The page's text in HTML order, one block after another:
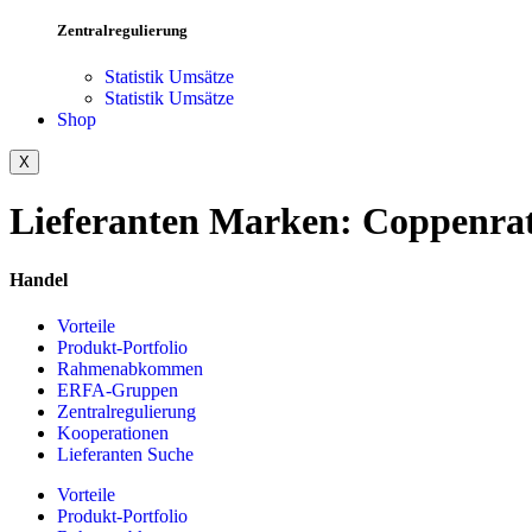
Zentralregulierung
Statistik Umsätze
Statistik Umsätze
Shop
X
Lieferanten Marken:
Handel
Vorteile
Produkt-Portfolio
Rahmenabkommen
ERFA-Gruppen
Zentralregulierung
Kooperationen
Lieferanten Suche
Vorteile
Produkt-Portfolio